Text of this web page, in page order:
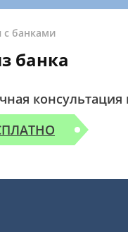
с банками
банка
консультация